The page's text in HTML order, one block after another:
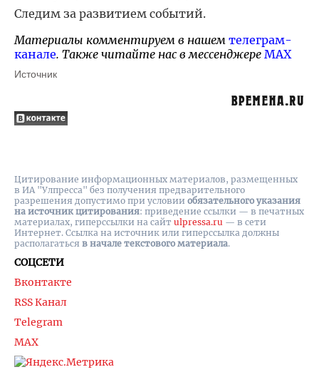
Следим за развитием событий.
Материалы комментируем в нашем телеграм-
канале. Также читайте нас в мессенджере MAX
Источник
СОЦСЕТИ
Вконтакте
RSS Канал
Telegram
MAX
Цитирование информационных материалов, размещенных
в ИА "Улпресса" без получения предварительного
разрешения допустимо при условии обязательного указания
на источник цитирования: приведение ссылки — в печатных
материалах, гиперссылки на cайт ulpressa.ru — в сети
Интернет. Ссылка на источник или гиперссылка должны
располагаться в начале текстового материала.